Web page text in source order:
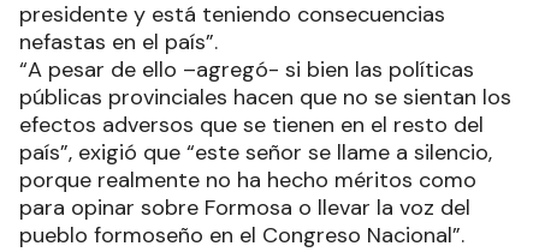
presidente y está teniendo consecuencias
nefastas en el país”.
“A pesar de ello –agregó- si bien las políticas
públicas provinciales hacen que no se sientan los
efectos adversos que se tienen en el resto del
país”, exigió que “este señor se llame a silencio,
porque realmente no ha hecho méritos como
para opinar sobre Formosa o llevar la voz del
pueblo formoseño en el Congreso Nacional”.